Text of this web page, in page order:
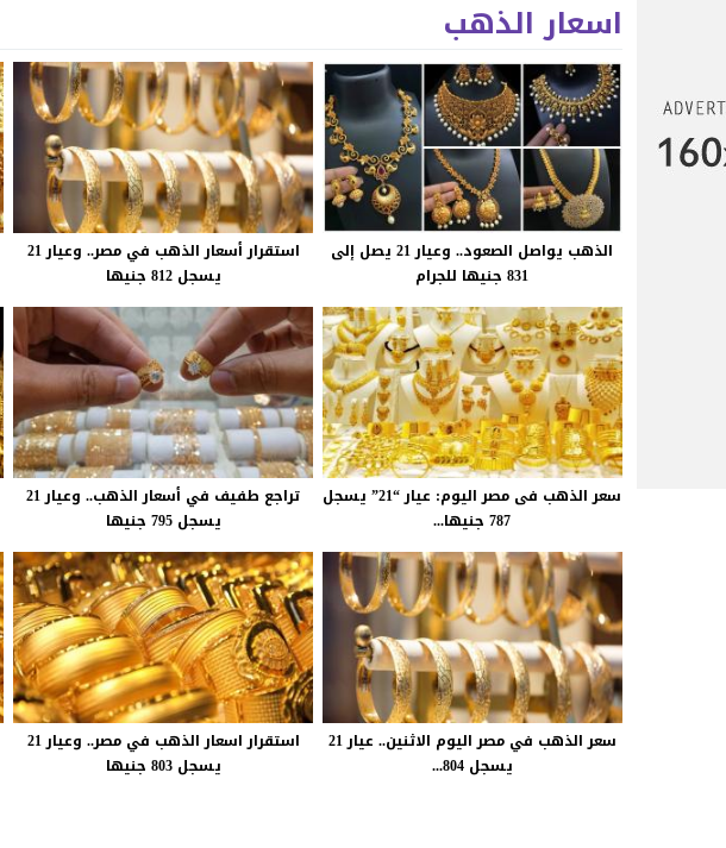
اسعار الذهب
الذهب يواصل الصعود.. وعيار 21 يصل إلى
831 جنيها للجرام
استقرار أسعار الذهب في مصر.. وعيار 21
يسجل 812 جنيها
سعر الذهب فى مصر اليوم: عيار “21” يسجل
787 جنيها...
تراجع طفيف في أسعار الذهب.. وعيار 21
يسجل 795 جنيها
سعر الذهب في مصر اليوم الاثنين.. عيار 21
يسجل 804...
استقرار اسعار الذهب في مصر.. وعيار 21
يسجل 803 جنيها